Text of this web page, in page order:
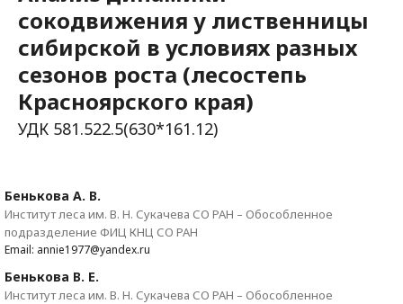
сокодвижения у лиственницы
сибирской в условиях разных
сезонов роста (лесостепь
Красноярского края)
УДК 581.522.5(630*161.12)
Бенькова А. В.
Институт леса им. В. Н. Сукачева СО РАН – Обособленное
подразделение ФИЦ КНЦ СО РАН
Email: annie1977@yandex.ru
Бенькова В. Е.
Институт леса им. В. Н. Сукачева СО РАН – Обособленное